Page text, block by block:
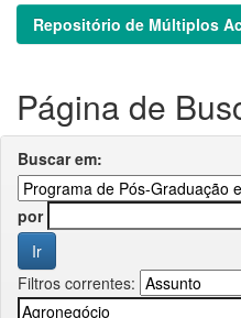
Repositório de Múltiplos
Página de
Buscar em:
por
Filtros correntes: